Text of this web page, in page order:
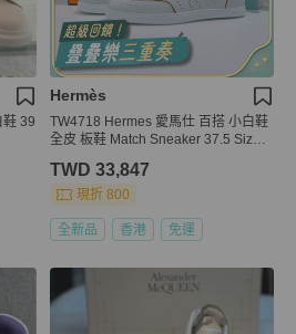
39
Hermès
TW4718 Hermes 愛馬仕 百搭 小白鞋
全皮 板鞋 Match Sneaker 37.5 Size B
TWD 33,847
現折 800
全新品 香港 免運